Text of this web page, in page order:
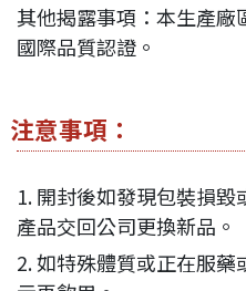
其他揭露事項：本生產廠
國際品質認證。
注意事項：
1. 開封後如發現包裝損
產品交回公司更換新品。
2. 如特殊體質或正在服